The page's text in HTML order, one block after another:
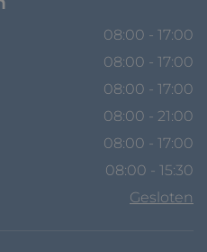
08:00 - 17:00
08:00 - 17:00
08:00 - 17:00
08:00 - 21:00
08:00 - 17:00
08:00 - 15:30
Gesloten